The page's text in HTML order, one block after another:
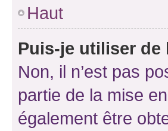
Haut
Puis-je utiliser de
Non, il n’est pas
partie de la mise
également être